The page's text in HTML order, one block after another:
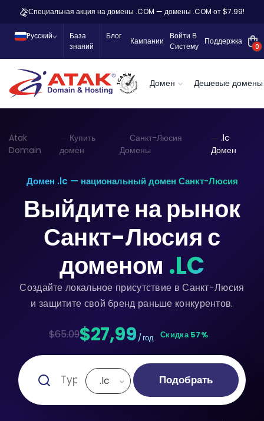
Специальная акция на домены .COM — домены .COM от $7.99!
Pусский
База
знаний
Блог
Кампании
Войти В
Систему
Поддержка
0
Домен Дешевые домены
Atak
Domain
Купить
домен
Санкт-Люсия
Домены
.lc
Домен
Домен .lc — национальный домен Санкт-Люсия
Выйдите на рынок
Санкт-Люсия с
доменом .LC
Создайте локальное присутствие в Санкт-Люсия
и защитите свой бренд раньше конкурентов.
$65.09$27,99 / год Скидка 57%
.lc Подобрать